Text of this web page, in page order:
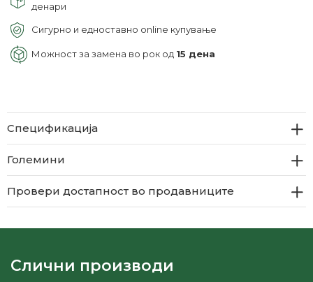
денари
Сигурно и едноставно online купување
Можност за замена во рок од 15 дена
Спецификација
Големини
Провери достапност во продавниците
Слични производи